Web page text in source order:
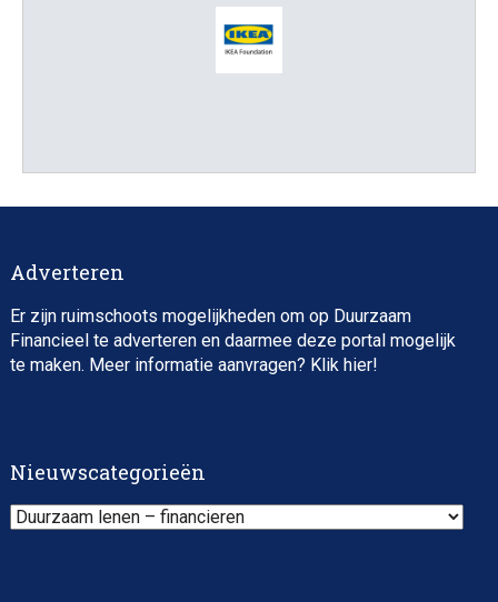
Impact consultant (manager)
Adverteren
Er zijn ruimschoots mogelijkheden om op Duurzaam
Financieel te adverteren en daarmee deze portal mogelijk
te maken. Meer informatie aanvragen? Klik hier!
Nieuwscategorieën
Nieuwscategorieën